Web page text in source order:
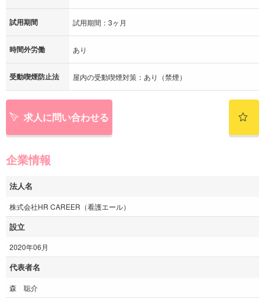
試用期間 試用期間：3ヶ月
時間外労働 あり
受動喫煙防止法 屋内の受動喫煙対策：あり（禁煙）
求人に問い合わせる
企業情報
法人名
株式会社HR CAREER（看護エール）
設立
2020年06月
代表者名
森 聡介